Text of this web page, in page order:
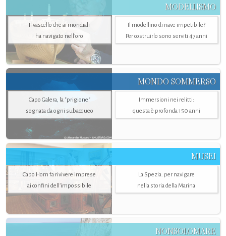
MODELLISMO
Il vascello che ai mondiali
ha navigato nell’oro
Il modellino di nave irripetibile?
Per costruirlo sono serviti 47 anni
MONDO SOMMERSO
Capo Galera, la "prigione"
sognata da ogni subacqueo
Immersioni nei relitti:
questa è profonda 150 anni
MUSEI
Capo Horn fa rivivere imprese
ai confini dell’impossibile
La Spezia. per navigare
nella storia della Marina
NONSOLOMARE